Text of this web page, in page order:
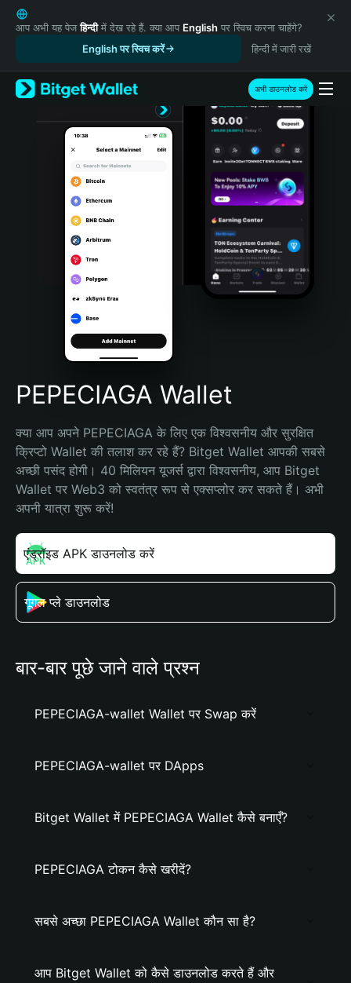
English
日本語
Русский
Español (Latinoamérica)
Türkçe
Português (Portugal)
Bahasa Indonesia
Português (Brasil)
Español (Argentina)
आप अभी यह पेजहिन्दीमें देख रहे हैं. क्या आप English पर स्विच करना चाहेंगे?
English पर स्विच करें
हिन्दी में जारी रखें
अभी डाउनलोड करें
PEPECIAGA Wallet
क्या आप अपने PEPECIAGA के लिए एक विश्वसनीय और सुरक्षित
क्रिप्टो Wallet की तलाश कर रहे हैं? Bitget Wallet आपकी सबसे
अच्छी पसंद होगी। 40 मिलियन यूजर्स द्वारा विश्वसनीय, आप Bitget
Wallet पर Web3 को स्वतंत्र रूप से एक्सप्लोर कर सकते हैं। अभी
अपनी यात्रा शुरू करें!
एंड्रॉइड APK डाउनलोड करें
गूगल प्ले डाउनलोड
बार-बार पूछे जाने वाले प्रश्न
PEPECIAGA-wallet Wallet पर Swap करें
PEPECIAGA-wallet पर DApps
Bitget Wallet में PEPECIAGA Wallet कैसे बनाएँ?
PEPECIAGA टोकन कैसे खरीदें?
सबसे अच्छा PEPECIAGA Wallet कौन सा है?
आप Bitget Wallet को कैसे डाउनलोड करते हैं और